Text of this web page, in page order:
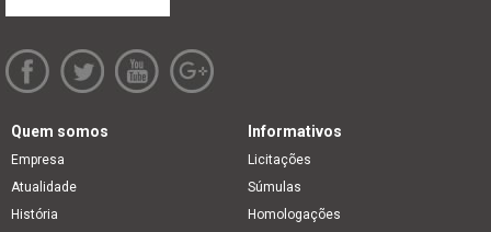
Quem somos
Empresa
Atualidade
História
Informativos
Licitações
Súmulas
Homologações